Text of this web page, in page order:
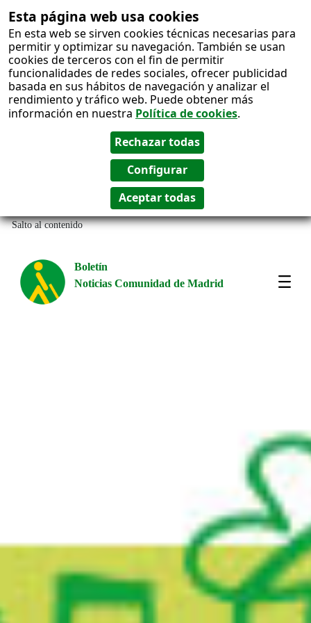
Esta página web usa cookies
En esta web se sirven cookies técnicas necesarias para
permitir y optimizar su navegación. También se usan
cookies de terceros con el fin de permitir
funcionalidades de redes sociales, ofrecer publicidad
basada en sus hábitos de navegación y analizar el
rendimiento y tráfico web. Puede obtener más
información en nuestra Política de cookies.
Salto al contenido
Boletín
Noticias Comunidad de Madrid